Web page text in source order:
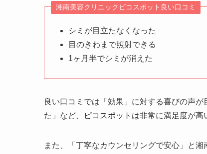
引用元 https://report.clinic/detail/L_3020424/
湘南美容クリニックピコスポット良い口コミ
シミが目立たなくなった
目のきわまで照射できる
1ヶ月半でシミが消えた
良い口コミでは「効果」に対する喜びの声
た」など、ピコスポットは非常に満足度が高
また、「丁寧なカウンセリングで安心」と